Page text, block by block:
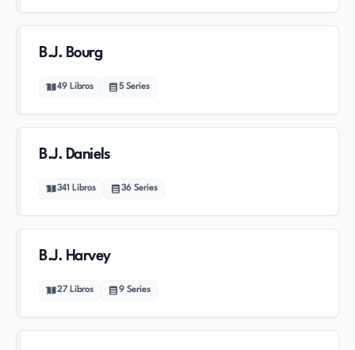
B.J. Bourg
49 Libros 5 Series
B.J. Daniels
341 Libros 36 Series
B.J. Harvey
27 Libros 9 Series